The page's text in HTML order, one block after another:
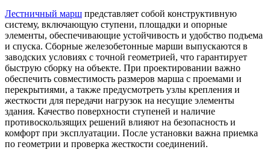
Лестничный марш представляет собой конструктивную
систему, включающую ступени, площадки и опорные
элементы, обеспечивающие устойчивость и удобство подъема
и спуска. Сборные железобетонные марши выпускаются в
заводских условиях с точной геометрией, что гарантирует
быструю сборку на объекте. При проектировании важно
обеспечить совместимость размеров марша с проемами и
перекрытиями, а также предусмотреть узлы крепления и
жесткости для передачи нагрузок на несущие элементы
здания. Качество поверхности ступеней и наличие
противоскользящих решений влияют на безопасность и
комфорт при эксплуатации. После установки важна приемка
по геометрии и проверка жесткости соединений.